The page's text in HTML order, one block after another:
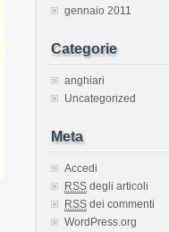
gennaio 2011
Categorie
anghiari
Uncategorized
Meta
Accedi
RSS degli articoli
RSS dei commenti
WordPress.org